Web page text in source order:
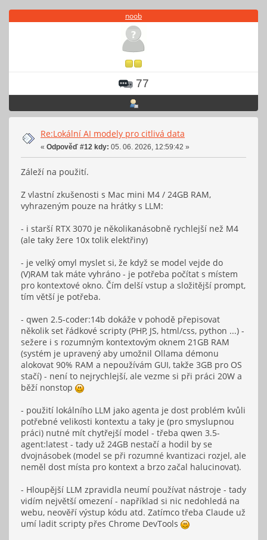
noob
77
Re:Lokální AI modely pro citlivá data
« Odpověď #12 kdy: 05. 06. 2026, 12:59:42 »
Záleží na použití.
Z vlastní zkušenosti s Mac mini M4 / 24GB RAM,
vyhrazeným pouze na hrátky s LLM:
- i starší RTX 3070 je několikanásobně rychlejší než M4
(ale taky žere 10x tolik elektřiny)
- je velký omyl myslet si, že když se model vejde do
(V)RAM tak máte vyhráno - je potřeba počítat s místem
pro kontextové okno. Čím delší vstup a složitější prompt,
tím větší je potřeba.
- qwen 2.5-coder:14b dokáže v pohodě přepisovat
několik set řádkové scripty (PHP, JS, html/css, python ...) -
sežere i s rozumným kontextovým oknem 21GB RAM
(systém je upravený aby umožnil Ollama démonu
alokovat 90% RAM a nepoužívám GUI, takže 3GB pro OS
stačí) - není to nejrychlejší, ale vezme si při práci 20W a
běží nonstop
- použití lokálního LLM jako agenta je dost problém kvůli
potřebné velikosti kontextu a taky je (pro smyslupnou
práci) nutné mít chytřejší model - třeba qwen 3.5-
agent:latest - tady už 24GB nestačí a hodil by se
dvojnásobek (model se při rozumné kvantizaci rozjel, ale
neměl dost místa pro kontext a brzo začal halucinovat).
- Hloupější LLM zpravidla neumí používat nástroje - tady
vidím největší omezení - například si nic nedohledá na
webu, neověří výstup kódu atd. Zatímco třeba Claude už
umí ladit scripty přes Chrome DevTools